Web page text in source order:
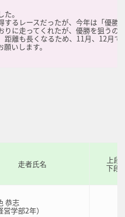
。
するレースだったが、今年は「優
りに走ってくれたが、優勝を狙う
距離も長くなるため、11月、12月
いします。
走者氏名
上段
下段
恭志
営学部2年）